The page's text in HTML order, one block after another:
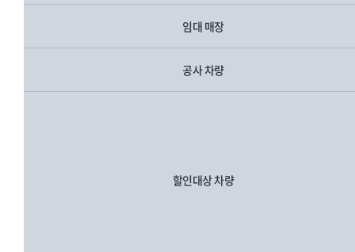
임대 매장
공사 차량
할인대상 차량